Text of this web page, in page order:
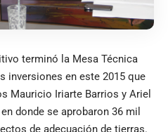
terminó la Mesa Técnica
inversiones en este 2015 que
Mauricio Iriarte Barrios y Ariel
donde se aprobaron 36 mil
de adecuación de tierras.